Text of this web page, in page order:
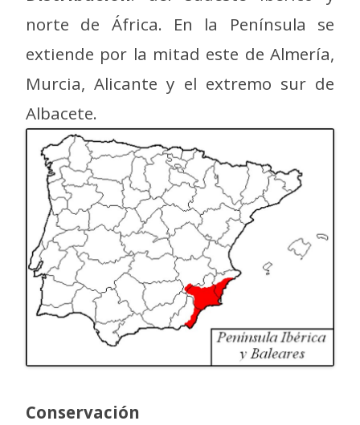
norte de África. En la Península se
extiende por la mitad este de Almería,
Murcia, Alicante y el extremo sur de
Albacete.
Conservación